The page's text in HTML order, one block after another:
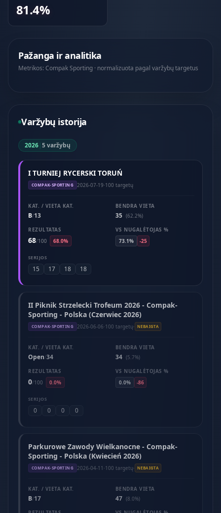
81.4%
Pažanga ir analitika
Metrikos: Compak Sporting · normalizuota pagal varžybų targetus
Varžybų istorija
2026|5 varžybų
I TURNIEJ RYCERSKI TORUŃ
COMPAK-SPORTING 2026-07-19·100 targetų
KAT. / VIETA KAT.
B/13
BENDRA VIETA
35 (62.2%)
REZULTATAS
68/100 68.0%
VS NUGALĖTOJAS %
73.1%
-25
SERIJOS
15 17 18 18
II Piknik Strzelecki Trofeum 2026 - Compak-
Sporting - Polska (Czerwiec 2026)
COMPAK-SPORTING 2026-06-06·100 targetų· NEBAIGTA
KAT. / VIETA KAT.
Open/34
BENDRA VIETA
34 (5.7%)
REZULTATAS
0/100 0.0%
VS NUGALĖTOJAS %
0.0%
-86
SERIJOS
0 0 0 0
Parkurowe Zawody Wielkanocne - Compak-
Sporting - Polska (Kwiecień 2026)
COMPAK-SPORTING 2026-04-11 ·100 targetų· NEBAIGTA
KAT. / VIETA KAT.
B/17
BENDRA VIETA
47 (8.0%)